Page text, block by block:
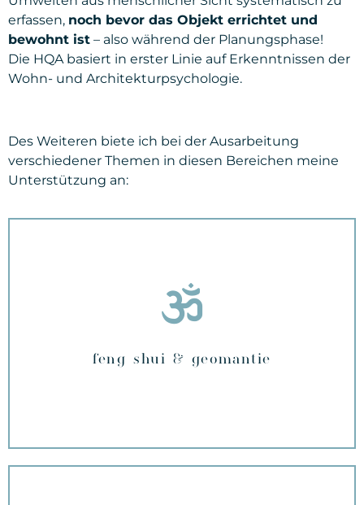
erfassen, noch bevor das Objekt errichtet und
bewohnt ist – also während der Planungsphase!
Die HQA basiert in erster Linie auf Erkenntnissen der
Wohn- und Architekturpsychologie.
Des Weiteren biete ich bei der Ausarbeitung
verschiedener Themen in diesen Bereichen meine
Unterstützung an:
feng shui & geomantie